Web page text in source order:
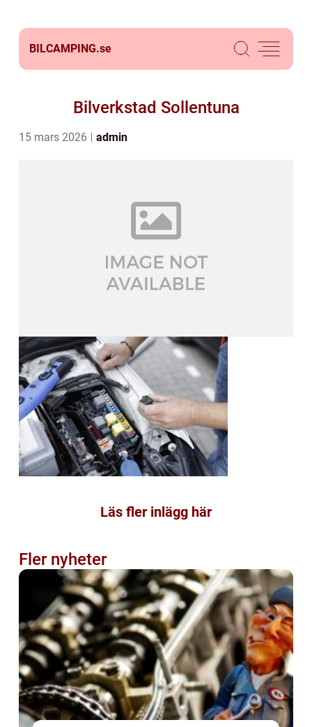
BILCAMPING.se
Bilverkstad Sollentuna
15 mars 2026 admin
Läs fler inlägg här
Fler nyheter